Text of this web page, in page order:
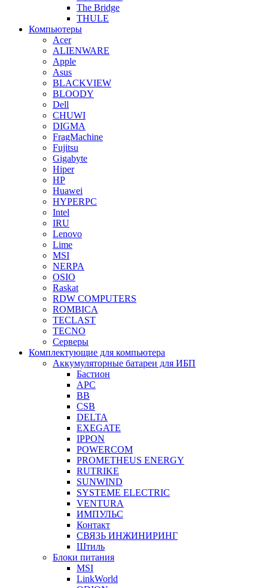
The Bridge
THULE
Компьютеры
Acer
ALIENWARE
Apple
Asus
BLACKVIEW
BLOODY
Dell
CHUWI
DIGMA
FragMachine
Fujitsu
Gigabyte
Hiper
HP
Huawei
HYPERPC
Intel
IRU
Lenovo
Lime
MSI
NERPA
OSIO
Raskat
RDW COMPUTERS
ROMBICA
TECLAST
TECNO
Серверы
Комплектующие для компьютера
Аккумуляторные батареи для ИБП
Бастион
APC
BB
CSB
DELTA
EXEGATE
IPPON
POWERCOM
PROMETHEUS ENERGY
RUTRIKE
SUNWIND
SYSTEME ELECTRIC
VENTURA
ИМПУЛЬС
Контакт
СВЯЗЬ ИНЖИНИРИНГ
Штиль
Блоки питания
MSI
LinkWorld